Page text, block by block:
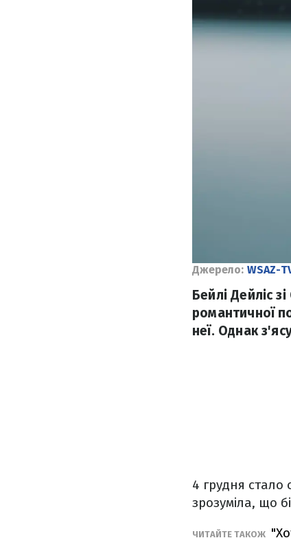
Джерело: WSAZ-
Бейлі Дейліс
романтичної
неї. Однак
4 грудня стало
зрозуміла, що
ЧИТАЙТЕ ТАКОЖ